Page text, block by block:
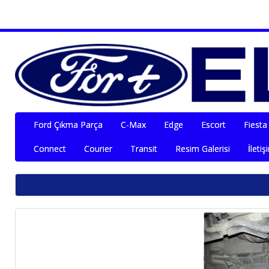
Ford Çıkma Parça C-Max Edge Escort Fiesta
Connect Courier Transit Resim Galerisi